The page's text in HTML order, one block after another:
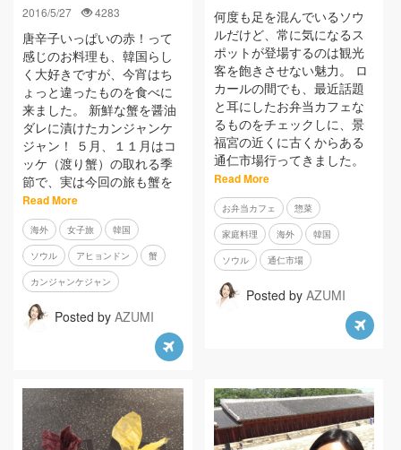
2016/5/27 4283
唐辛子いっぱいの赤！って
感じのお料理も、韓国らし
く大好きですが、今宵はち
ょっと違ったものを食べに
来ました。 新鮮な蟹を醤油
ダレに漬けたカンジャンケ
ジャン！ ５月、１１月はコ
ッケ（渡り蟹）の取れる季
節で、実は今回の旅も蟹を
Read More
海外 女子旅 韓国
ソウル アヒョンドン 蟹
カンジャンケジャン
Posted by AZUMI
何度も足を混んでいるソウ
ルだけど、常に気になるス
ポットが登場するのは観光
客を飽きさせない魅力。 ロ
カールの間でも、最近話題
と耳にしたお弁当カフェな
るものをチェックしに、景
福宮の近くに古くからある
通仁市場行ってきました。
Read More
お弁当カフェ 惣菜
家庭料理 海外 韓国
ソウル 通仁市場
Posted by AZUMI